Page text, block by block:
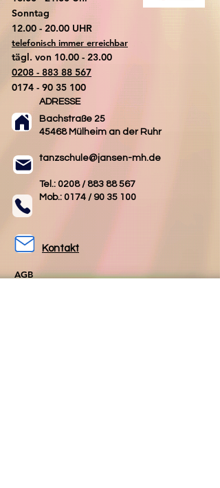
​Sonntag
​12.00 - 20.00 UHR
telefonisch immer erreichbar
tägl. von 10.00 - 23.00
0208 - 883 88 567
0174 - 90 35 100
ADRESSE
Bachstraße 25
45468 Mülheim an der Ruhr
tanzschule@jansen-mh.de
Tel.: 0208 / 883 88 567
Mob.: 0174 / 90 35 100
Kontakt
AGB